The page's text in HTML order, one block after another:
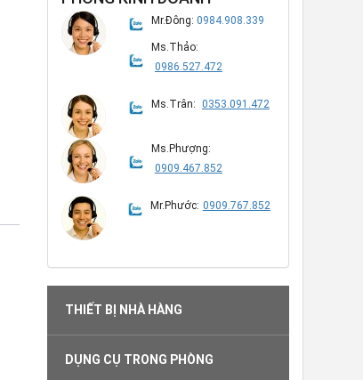
Mr.Đông: 0984.908.339
Ms.Thảo:
0986.527.472
Ms.Trân: 0353.091.472
Ms.Phượng:
0909.467.852
Mr.Phước: 0909.767.852
THIẾT BỊ NHÀ HÀNG
DỤNG CỤ TRONG PHÒNG